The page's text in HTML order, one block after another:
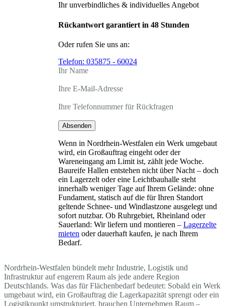
Ihr unverbindliches & individuelles Angebot
Rückantwort garantiert in 48 Stunden
Oder rufen Sie uns an:
Telefon: 035875 - 60024
Ihr Name
Ihre E-Mail-Adresse
Ihre Telefonnummer für Rückfragen
Absenden
Wenn in Nordrhein-Westfalen ein Werk umgebaut
wird, ein Großauftrag eingeht oder der
Wareneingang am Limit ist, zählt jede Woche.
Baureife Hallen entstehen nicht über Nacht – doch
ein Lagerzelt oder eine Leichtbauhalle steht
innerhalb weniger Tage auf Ihrem Gelände: ohne
Fundament, statisch auf die für Ihren Standort
geltende Schnee- und Windlastzone ausgelegt und
sofort nutzbar. Ob Ruhrgebiet, Rheinland oder
Sauerland: Wir liefern und montieren – Lagerzelte
mieten oder dauerhaft kaufen, je nach Ihrem
Bedarf.
Nordrhein-Westfalen bündelt mehr Industrie, Logistik und
Infrastruktur auf engerem Raum als jede andere Region
Deutschlands. Was das für Flächenbedarf bedeutet: Sobald ein Werk
umgebaut wird, ein Großauftrag die Lagerkapazität sprengt oder ein
Logistikpunkt umstrukturiert, brauchen Unternehmen Raum –